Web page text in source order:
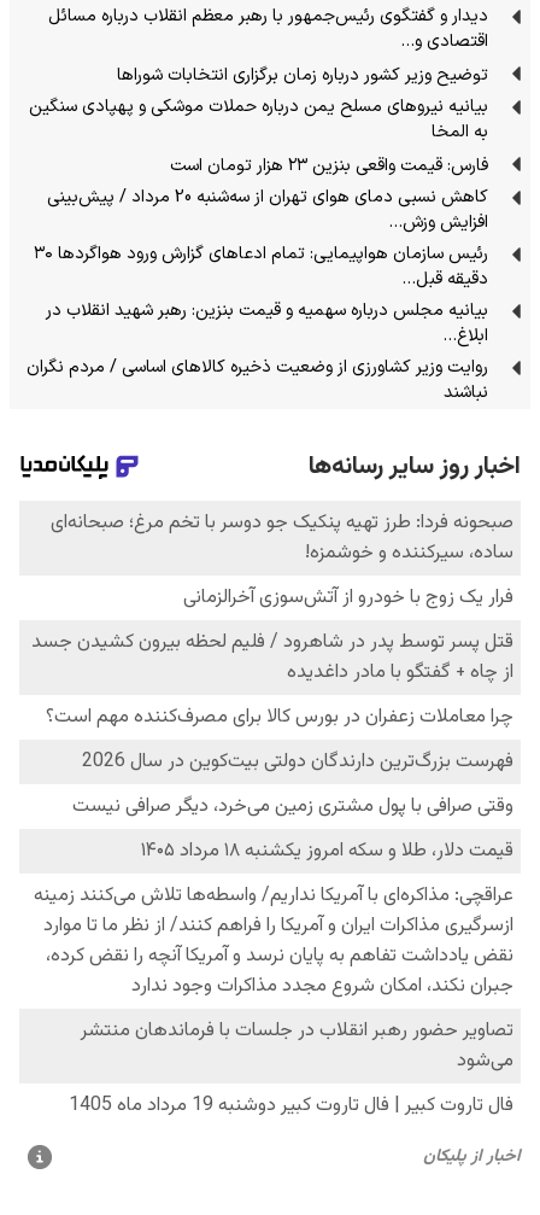
دیدار و گفتگوی رئیس‌جمهور با رهبر معظم انقلاب درباره مسائل
اقتصادی و…
توضیح وزیر کشور درباره زمان برگزاری انتخابات شوراها
بیانیه نیروهای مسلح یمن درباره حملات موشکی و پهپادی سنگین
به المخا
فارس: قیمت واقعی بنزین ۲۳ هزار تومان است
کاهش نسبی دمای هوای تهران از سه‌شنبه 20 مرداد / پیش‌بینی
افزایش وزش…
رئیس سازمان هواپیمایی: تمام ادعاهای گزارش ورود هواگردها ٣٠
دقیقه قبل…
بیانیه مجلس درباره سهمیه و قیمت بنزین: رهبر شهید انقلاب در
ابلاغ…
روایت وزیر کشاورزی از وضعیت ذخیره کالاهای اساسی / مردم نگران
نباشند